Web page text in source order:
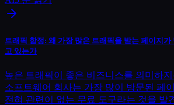
트래픽 함정: 왜 가장 많은 트래픽을 받는 페이지가
고 있는가
높은 트래픽이 좋은 비즈니스를 의미하
소프트웨어 회사는 가장 많이 방문된 페
전혀 관련이 없는 무료 도구라는 것을